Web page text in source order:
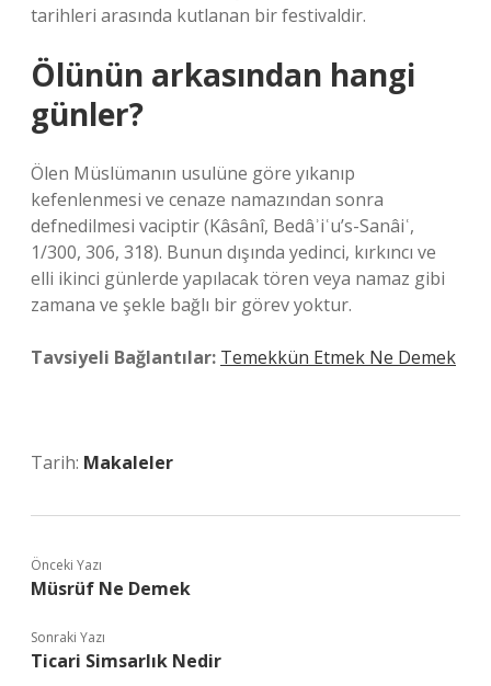
tarihleri ​​arasında kutlanan bir festivaldir.
Ölünün arkasından hangi
günler?
Ölen Müslümanın usulüne göre yıkanıp
kefenlenmesi ve cenaze namazından sonra
defnedilmesi vaciptir (Kâsânî, Bedâʾiʿu’s-Sanâiʿ,
1/300, 306, 318). Bunun dışında yedinci, kırkıncı ve
elli ikinci günlerde yapılacak tören veya namaz gibi
zamana ve şekle bağlı bir görev yoktur.
Tavsiyeli Bağlantılar: Temekkün Etmek Ne Demek
Tarih: Makaleler
Önceki Yazı
Müsrüf Ne Demek
Sonraki Yazı
Ticari Simsarlık Nedir